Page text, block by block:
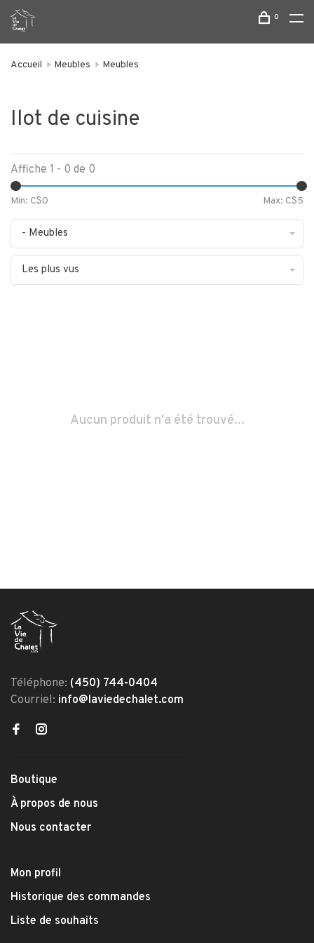
0
Accueil Meubles Meubles
Ilot de cuisine
Affiche 1 - 0 de 0
Min: C$0 Max: C$5
- Meubles
Les plus vus
Aucun produit n'a été trouvé...
Téléphone: (450) 744-0404
Courriel: info@laviedechalet.com
Boutique
À propos de nous
Nous contacter
Mon profil
Historique des commandes
Liste de souhaits